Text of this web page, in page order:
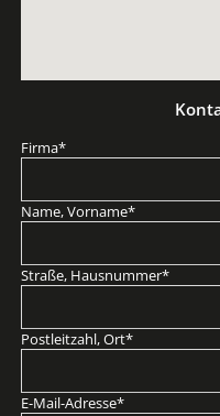
Pflichtfeld
Firma*
Pflichtfeld
Name, Vorname*
Pflichtfeld
Straße, Hausnummer*
Pflichtfeld
Postleitzahl, Ort*
Pflichtfeld
E-Mail-Adresse*